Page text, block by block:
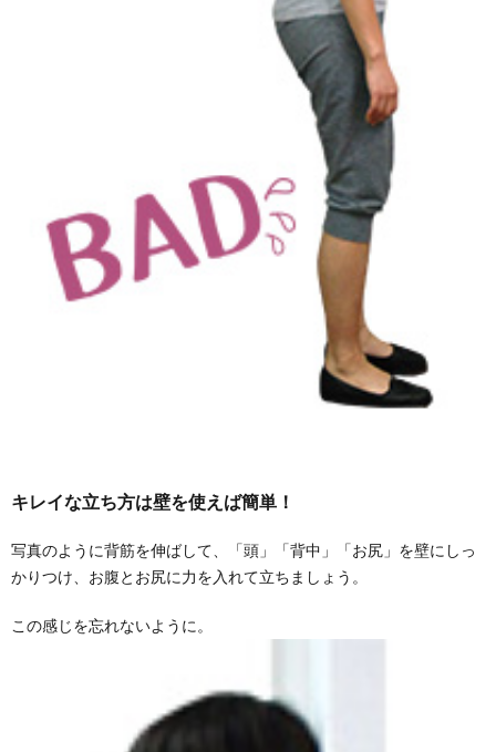
キレイな立ち方は壁を使えば簡単！
写真のように背筋を伸ばして、「頭」「背中」「お尻」を壁にしっ
かりつけ、お腹とお尻に力を入れて立ちましょう。
この感じを忘れないように。